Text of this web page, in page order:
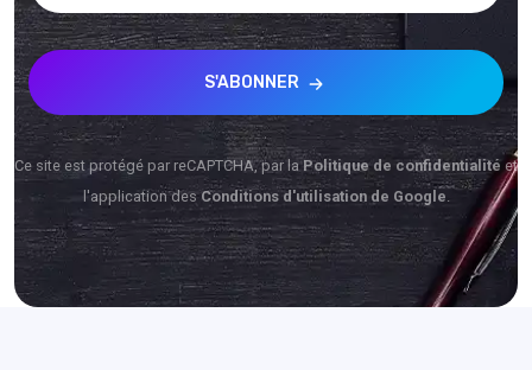
S'ABONNER
Ce site est protégé par reCAPTCHA, par laPolitique de confidentialitéet
l'application desConditions d'utilisation de Google.